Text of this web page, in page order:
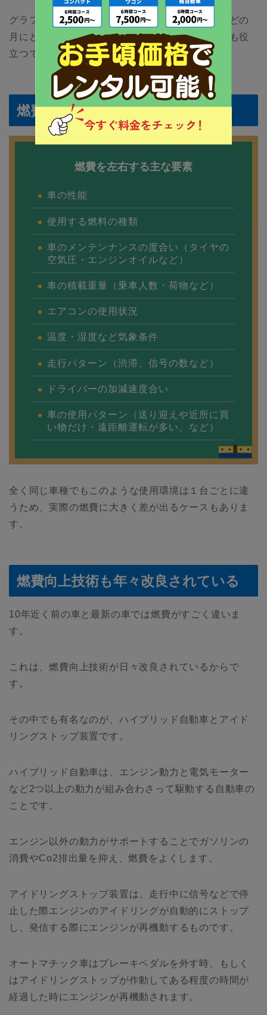
グラフにして燃費を確認できる機能もあるので、どの
月にどのくらいの燃費だったのかを振り返るのにも役
立つでしょう。
燃費を左右する主な要素は9つ
燃費を左右する主な要素
車の性能
使用する燃料の種類
車のメンテンナンスの度合い（タイヤの
空気圧・エンジンオイルなど）
車の積載重量（乗車人数・荷物など）
エアコンの使用状況
温度・湿度など気象条件
走行パターン（渋滞、信号の数など）
ドライバーの加減速度合い
車の使用パターン（送り迎えや近所に買
い物だけ・遠距離運転が多い、など）
全く同じ車種でもこのような使用環境は１台ごとに違
うため、実際の燃費に大きく差が出るケースもありま
す。
燃費向上技術も年々改良されている
10年近く前の車と最新の車では燃費がすごく違いま
す。
これは、燃費向上技術が日々改良されているからで
す。
その中でも有名なのが、ハイブリッド自動車とアイド
リングストップ装置です。
ハイブリッド自動車は、エンジン動力と電気モーター
など2つ以上の動力が組み合わさって駆動する自動車の
ことです。
エンジン以外の動力がサポートすることでガソリンの
消費やCo2排出量を抑え、燃費をよくします。
アイドリングストップ装置は、走行中に信号などで停
止した際エンジンのアイドリングが自動的にストップ
し、発信する際にエンジンが再機動するものです。
オートマチック車はブレーキペダルを外す時、もしく
はアイドリングストップが作動してある程度の時間が
経過した時にエンジンが再機動されます。